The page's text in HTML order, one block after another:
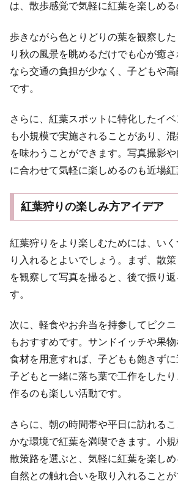
は、散歩感覚で気軽に紅葉を楽しめる
歩きながら色とりどりの葉を観察し
り秋の風景を眺めるだけでも心が癒
なら交通の負担が少なく、子どもや
です。
さらに、紅葉スポットに特化したイ
も小規模で実施されることがあり、
を味わうことができます。写真撮影
に合わせて気軽に楽しめるのも近場紅
紅葉狩りの楽しみ方アイデア
紅葉狩りをより楽しむためには、い
り入れるとよいでしょう。まず、散
を観察して写真を撮ると、後で振り
す。
次に、軽食やお弁当を持参してピク
もおすすめです。サンドイッチや果
食材を用意すれば、子どもも飽きずに
子どもと一緒に落ち葉で工作をした
作るのも楽しい活動です。
さらに、朝の時間帯や平日に訪れる
かな環境で紅葉を満喫できます。小
散策路を選ぶと、気軽に紅葉を楽し
自然との触れ合いを取り入れることが